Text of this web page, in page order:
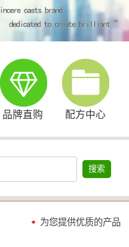
品牌直购 配方中心
搜索
为您提供优质的产品